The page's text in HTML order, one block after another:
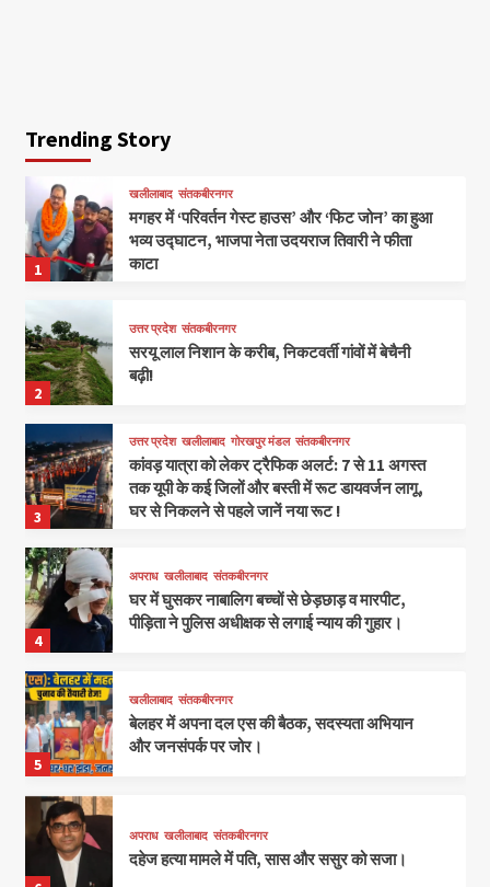
Trending Story
1
खलीलाबाद संतकबीरनगर
मगहर में ‘परिवर्तन गेस्ट हाउस’ और ‘फिट जोन’ का हुआ
भव्य उद्घाटन, भाजपा नेता उदयराज तिवारी ने फीता
काटा
2
उत्तर प्रदेश संतकबीरनगर
सरयू लाल निशान के करीब, निकटवर्ती गांवों में बेचैनी
बढ़ी!
3
उत्तर प्रदेश खलीलाबाद गोरखपुर मंडल संतकबीरनगर
कांवड़ यात्रा को लेकर ट्रैफिक अलर्ट: 7 से 11 अगस्त
तक यूपी के कई जिलों और बस्ती में रूट डायवर्जन लागू,
घर से निकलने से पहले जानें नया रूट !
4
अपराध खलीलाबाद संतकबीरनगर
घर में घुसकर नाबालिग बच्चों से छेड़छाड़ व मारपीट,
पीड़िता ने पुलिस अधीक्षक से लगाई न्याय की गुहार।
5
खलीलाबाद संतकबीरनगर
बेलहर में अपना दल एस की बैठक, सदस्यता अभियान
और जनसंपर्क पर जोर।
अपराध खलीलाबाद संतकबीरनगर
दहेज हत्या मामले में पति, सास और ससुर को सजा।